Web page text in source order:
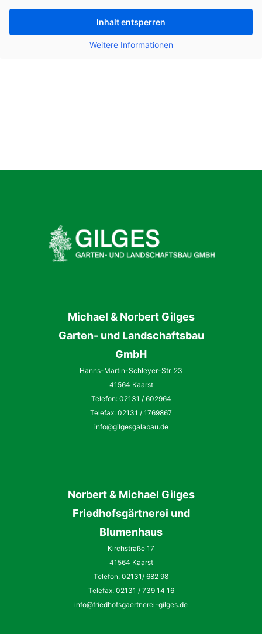
Inhalt entsperren
Weitere Informationen
Michael & Norbert Gilges
Garten- und Landschaftsbau
GmbH
Hanns-Martin-Schleyer-Str. 23
41564 Kaarst
Telefon: 02131 / 602964
Telefax: 02131 / 1769867
info@gilgesgalabau.de
Norbert& Michael Gilges
Friedhofsgärtnerei und
Blumenhaus
Kirchstraße 17
41564 Kaarst
Telefon: 02131/ 682 98
Telefax: 02131 / 739 14 16
info@friedhofsgaertnerei-gilges.de